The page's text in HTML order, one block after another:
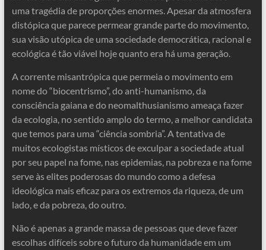
uma tragédia de proporções enormes. Apesar da atmosfera
distópica que parece permear grande parte do movimento,
sua visão utópica de uma sociedade democrática, racional e
ecológica é tão viável hoje quanto era há uma geração.
A corrente misantrópica que permeia o movimento em
nome do “biocentrismo”, do anti-humanismo, da
consciência gaiana e do neomalthusianismo ameaça fazer
da ecologia, no sentido amplo do termo, a melhor candidata
que temos para uma “ciência sombria”. A tentativa de
muitos ecologistas místicos de exculpar a sociedade atual
por seu papel na fome, nas epidemias, na pobreza e na fome
serve às elites poderosas do mundo como a defesa
ideológica mais eficaz para os extremos da riqueza, de um
lado, e da pobreza, do outro.
Não é apenas a grande massa de pessoas que deve fazer
escolhas difíceis sobre o futuro da humanidade em um